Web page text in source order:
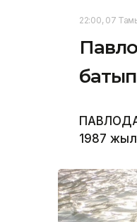
22:00, 07
батып
1987